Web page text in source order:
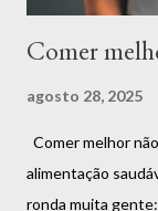
Comer
agosto 28, 2025
Comer melhor
alimentação
ronda muita